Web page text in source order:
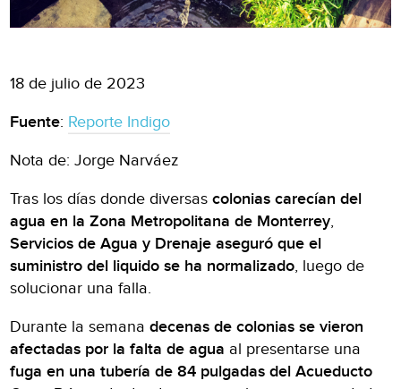
18 de julio de 2023
Fuente: Reporte Indigo
Nota de: Jorge Narváez
Tras los días donde diversascolonias carecían del
agua en la Zona Metropolitana de Monterrey,
Servicios de Agua y Drenaje aseguró que el
suministro del liquido se ha normalizado, luego de
solucionar una falla.
Durante la semanadecenas de colonias se vieron
afectadas por la falta de agua al presentarse una
fuga en una tubería de 84 pulgadas del Acueducto